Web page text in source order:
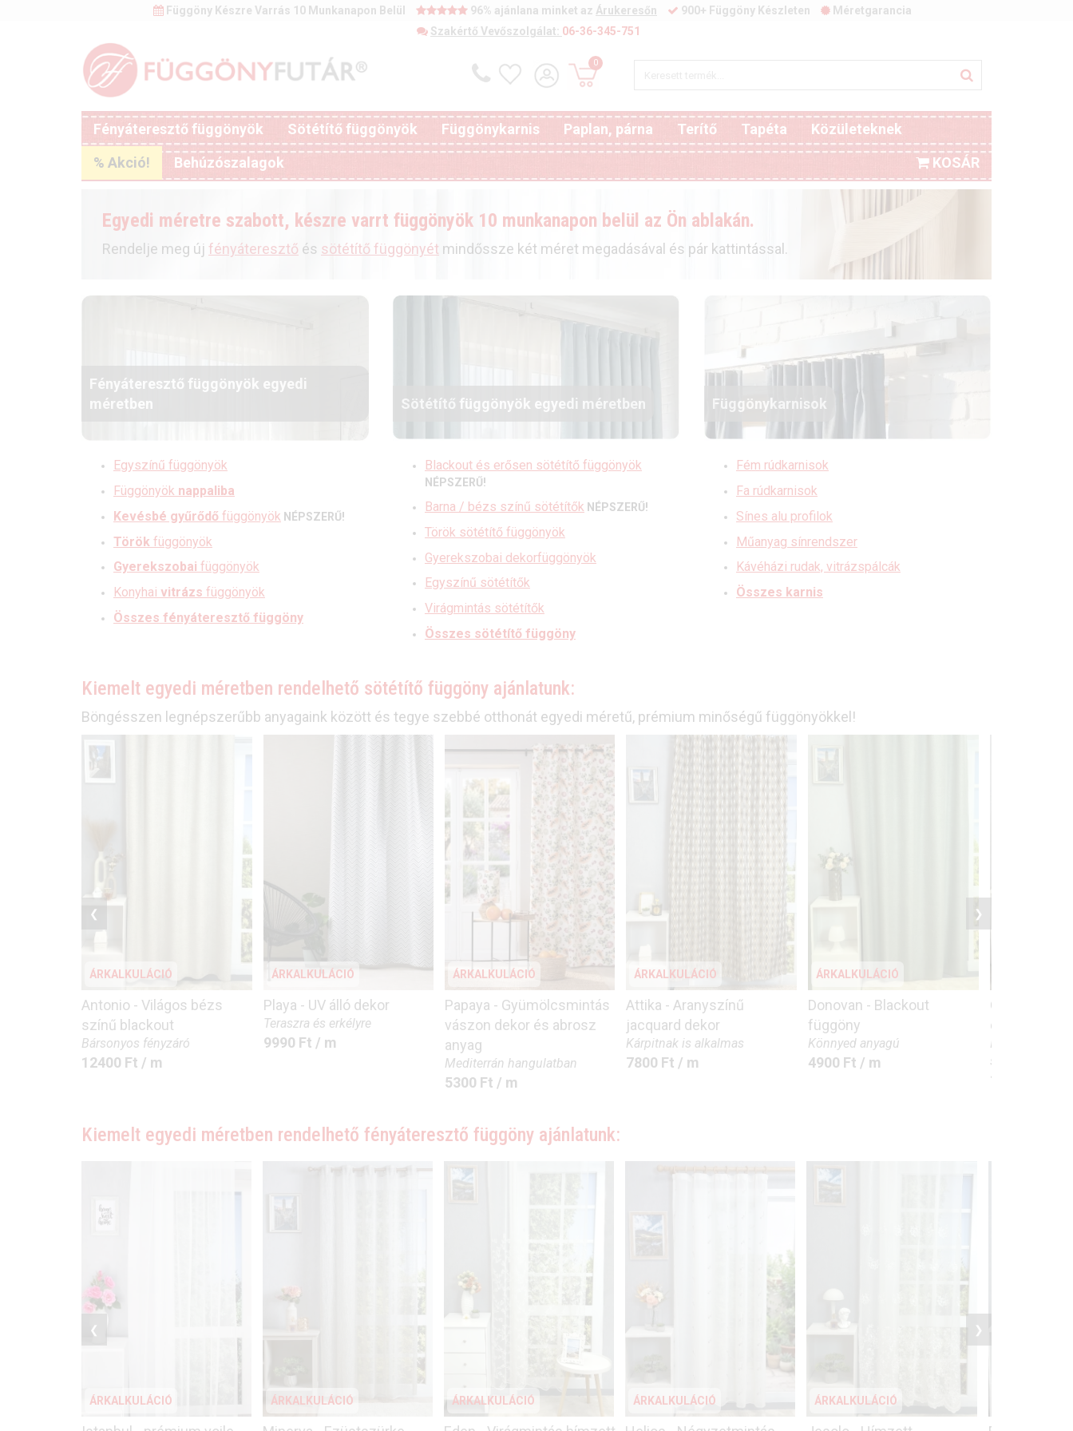
Függöny Készre Varrás 10 Munkanapon Belül 96% ajánlana minket az Árukeresőn 900+ Függöny Készleten
Méretgarancia
Szakértő Vevőszolgálat: 06-36-345-751
0
Fényáteresztő függönyök Sötétítő függönyök Függönykarnis Paplan, párna Terítő Tapéta
Közületeknek
% Akció!
Behúzószalagok KOSÁR
Egyedi méretre szabott, készre varrt függönyök 10 munkanapon belül az Ön ablakán.
Rendelje meg új fényáteresztő és sötétítő függönyét mindőssze két méret megadásával és pár kattintással.
Fényáteresztő függönyök egyedi
méretben
Egyszínű függönyök
Függönyök nappaliba
Kevésbé gyűrődő függönyök NÉPSZERŰ!
Török függönyök
Gyerekszobai függönyök
Konyhai vitrázs függönyök
Összes fényáteresztő függöny
Sötétítő függönyök egyedi méretben
Blackout és erősen sötétítő függönyök
NÉPSZERŰ!
Barna / bézs színű sötétítők NÉPSZERŰ!
Török sötétítő függönyök
Gyerekszobai dekorfüggönyök
Egyszínű sötétítők
Virágmintás sötétítők
Összes sötétítő függöny
Függönykarnisok
Fém rúdkarnisok
Fa rúdkarnisok
Sínes alu profilok
Műanyag sínrendszer
Kávéházi rudak, vitrázspálcák
Összes karnis
Kiemelt egyedi méretben rendelhető sötétítő függöny ajánlatunk:
Böngésszen legnépszerűbb anyagaink között és tegye szebbé otthonát egyedi méretű, prémium minőségű függönyökkel!
ÁRKALKULÁCIÓ
Antonio - Világos bézs
színű blackout
Bársonyos fényzáró
12400 Ft / m
ÁRKALKULÁCIÓ
Playa - UV álló dekor
Teraszra és erkélyre
9990 Ft / m
ÁRKALKULÁCIÓ
Papaya - Gyümölcsmintás
vászon dekor és abrosz
anyag
Mediterrán hangulatban
5300 Ft / m
ÁRKALKULÁCIÓ
Attika - Aranyszínű
jacquard dekor
Kárpitnak is alkalmas
7800 Ft / m
ÁRKALKULÁCIÓ
Donovan - Blackout
függöny
Könnyed anyagú
4900 Ft / m
Osaka -
dimout
Időtlen
sötétítés
10400
❮ ❯
Kiemelt egyedi méretben rendelhető fényáteresztő függöny ajánlatunk:
ÁRKALKULÁCIÓ ÁRKALKULÁCIÓ ÁRKALKULÁCIÓ ÁRKALKULÁCIÓ ÁRKALKULÁCIÓ
❮ ❯